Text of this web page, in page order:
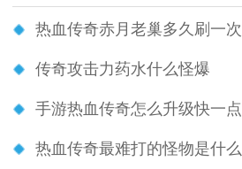
热血传奇赤月老巢多久刷一次
传奇攻击力药水什么怪爆
手游热血传奇怎么升级快一点
热血传奇最难打的怪物是什么